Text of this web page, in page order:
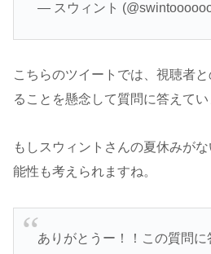
— スウィント
こちらのツイートでは、視聴者
ることを懸念して質問に答えてい
もしスウィントさんの夏休みが
能性も考えられますね。
ありがとうー！！この質問